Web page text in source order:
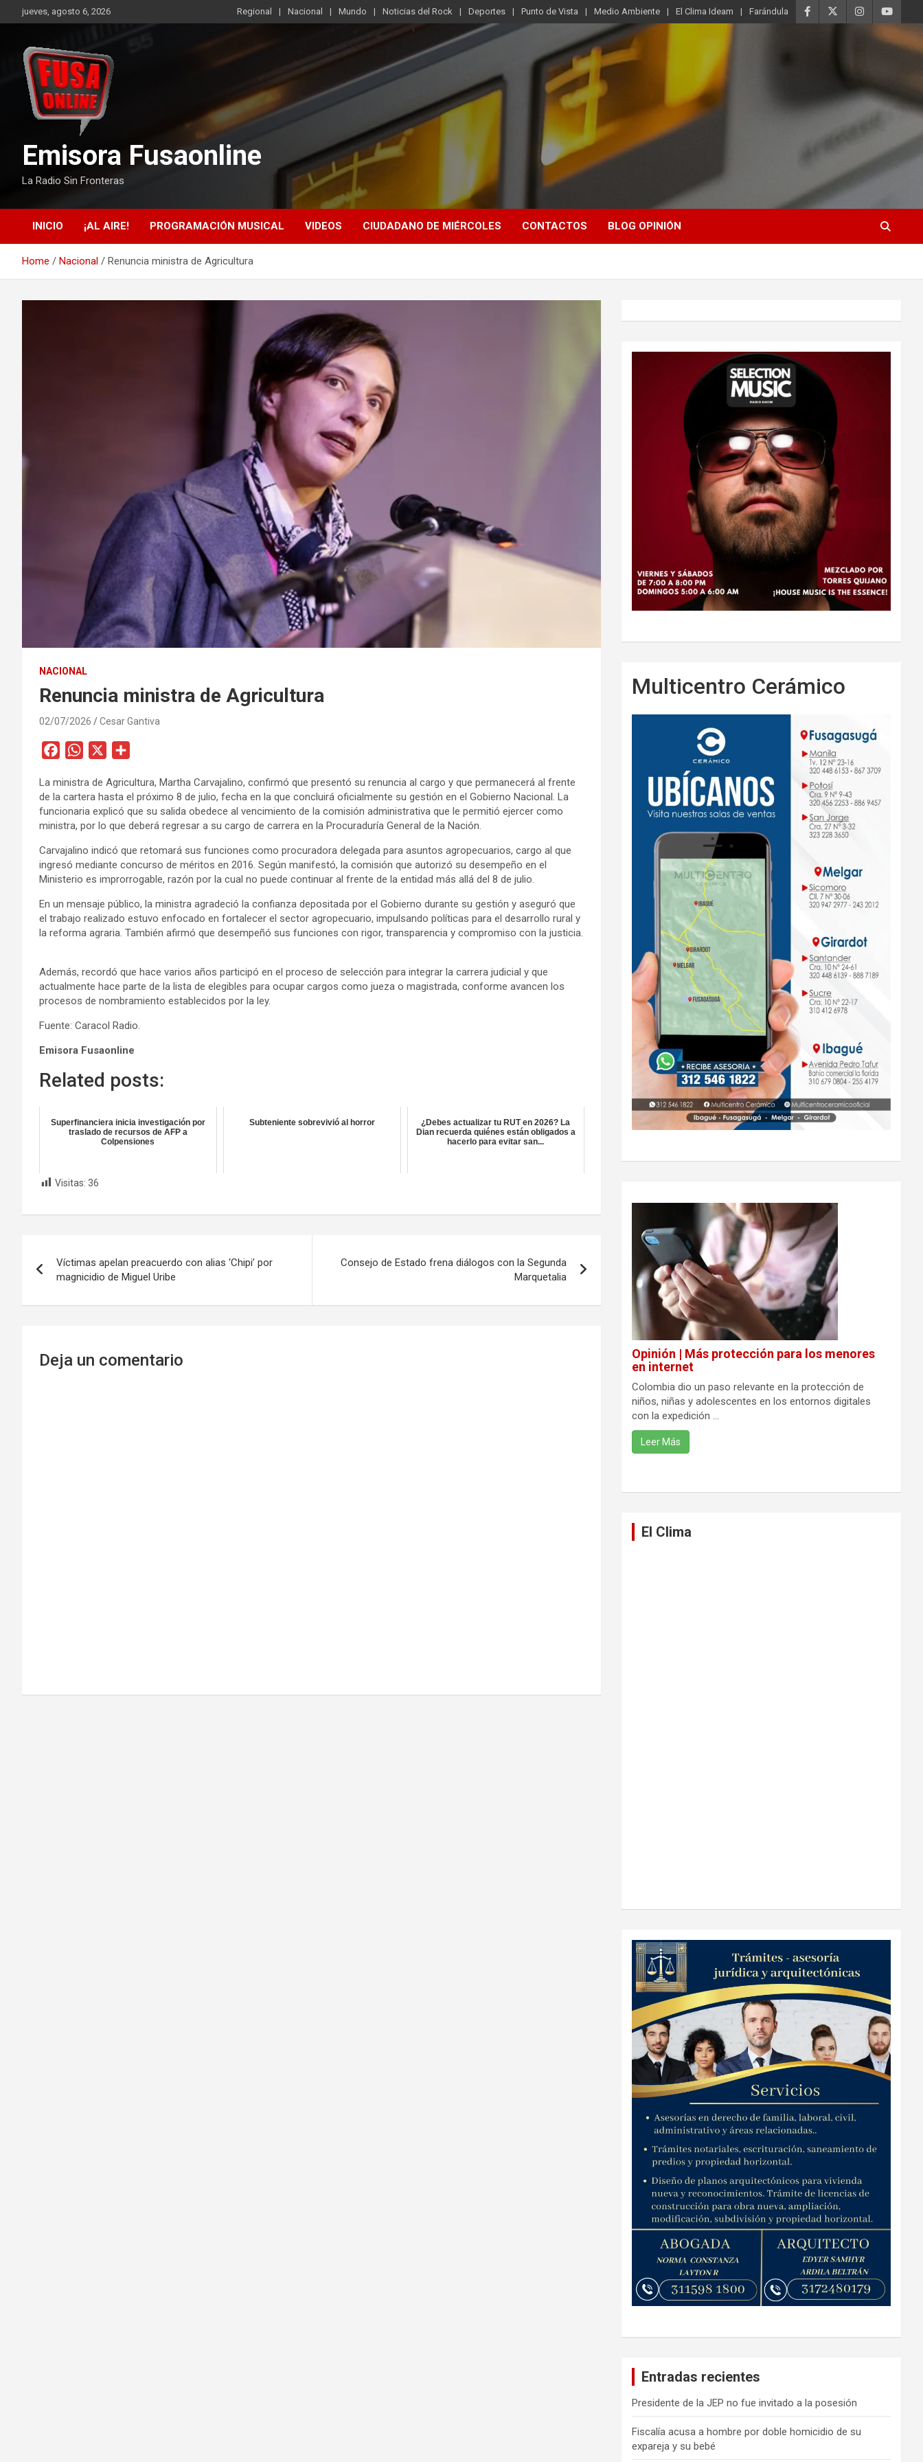
to
jueves, agosto 6, 2026 Regional Nacional Mundo Noticias del Rock Deportes Punto de Vista Medio Ambiente El Clima Ideam Farándula
Emisora Fusaonline
La Radio Sin Fronteras
INICIO ¡AL AIRE! PROGRAMACIÓN MUSICAL VIDEOS CIUDADANO DE MIÉRCOLES CONTACTOS BLOG OPINIÓN
Home Nacional Renuncia ministra de Agricultura
NACIONAL
Renuncia ministra de Agricultura
02/07/2026 Cesar Gantiva
c
e
b
o
k
W
a
t
s
p
p
m
p
a
t
i
La ministra de Agricultura, Martha Carvajalino, confirmó que presentó su renuncia al cargo y que permanecerá al frente
de la cartera hasta el próximo 8 de julio, fecha en la que concluirá oficialmente su gestión en el Gobierno Nacional. La
funcionaria explicó que su salida obedece al vencimiento de la comisión administrativa que le permitió ejercer como
ministra, por lo que deberá regresar a su cargo de carrera en la Procuraduría General de la Nación.
Carvajalino indicó que retomará sus funciones como procuradora delegada para asuntos agropecuarios, cargo al que
ingresó mediante concurso de méritos en 2016. Según manifestó, la comisión que autorizó su desempeño en el
Ministerio es improrrogable, razón por la cual no puede continuar al frente de la entidad más allá del 8 de julio.
En un mensaje público, la ministra agradeció la confianza depositada por el Gobierno durante su gestión y aseguró que
el trabajo realizado estuvo enfocado en fortalecer el sector agropecuario, impulsando políticas para el desarrollo rural y
la reforma agraria. También afirmó que desempeñó sus funciones con rigor, transparencia y compromiso con la justicia.
Además, recordó que hace varios años participó en el proceso de selección para integrar la carrera judicial y que
actualmente hace parte de la lista de elegibles para ocupar cargos como jueza o magistrada, conforme avancen los
procesos de nombramiento establecidos por la ley.
Fuente: Caracol Radio.
Emisora Fusaonline
Related posts:
Superfinanciera inicia investigación por
traslado de recursos de AFP a
Colpensiones
Subteniente sobrevivió al horror
¿Debes actualizar tu RUT en 2026? La
Dian recuerda quiénes están obligados a
hacerlo para evitar san...
Visitas: 36
de
entradas
Víctimas apelan preacuerdo con alias ‘Chipi’ por
magnicidio de Miguel Uribe
Consejo de Estado frena diálogos con la Segunda
Marquetalia
Deja un comentario
Multicentro Cerámico
Opinión | Más protección para los menores
en internet
Colombia dio un paso relevante en la protección de
niños, niñas y adolescentes en los entornos digitales
con la expedición ...
Leer Más
El Clima
Entradas recientes
Presidente de la JEP no fue invitado a la posesión
Fiscalía acusa a hombre por doble homicidio de su
expareja y su bebé